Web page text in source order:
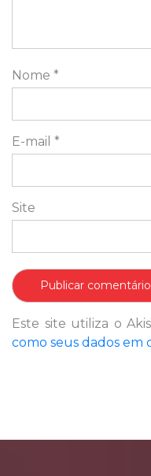
Nome *
E-mail *
Site
Este site utiliza o
como seus dados em